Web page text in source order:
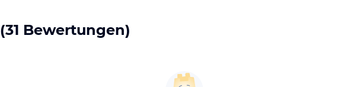
(31 Bewertungen)